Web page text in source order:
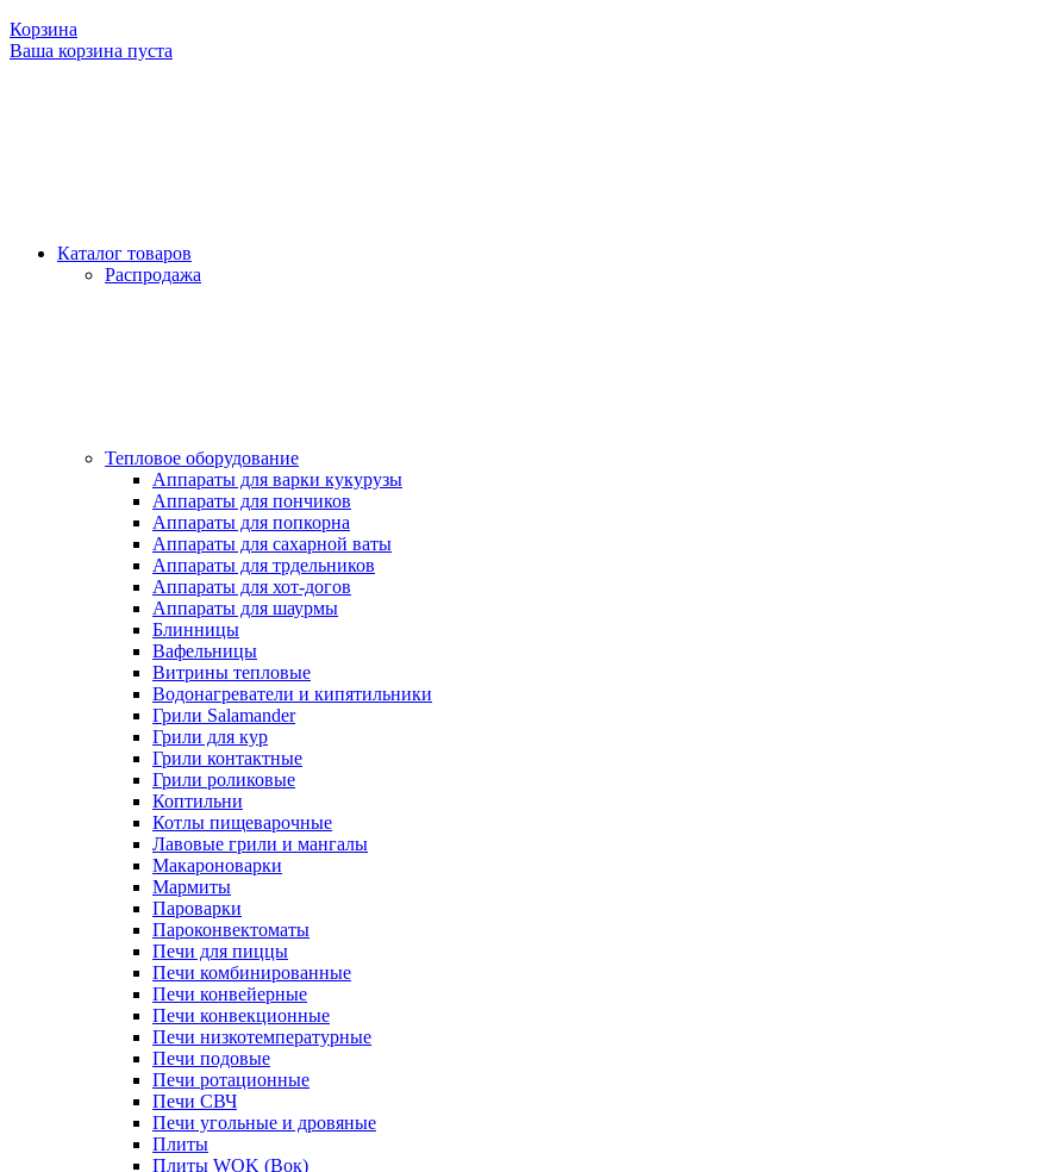
Корзина
Ваша корзина пуста
Каталог товаров
Распродажа
Тепловое оборудование
Аппараты для варки кукурузы
Аппараты для пончиков
Аппараты для попкорна
Аппараты для сахарной ваты
Аппараты для трдельников
Аппараты для хот-догов
Аппараты для шаурмы
Блинницы
Вафельницы
Витрины тепловые
Водонагреватели и кипятильники
Грили Salamander
Грили для кур
Грили контактные
Грили роликовые
Коптильни
Котлы пищеварочные
Лавовые грили и мангалы
Макароноварки
Мармиты
Пароварки
Пароконвектоматы
Печи для пиццы
Печи комбинированные
Печи конвейерные
Печи конвекционные
Печи низкотемпературные
Печи подовые
Печи ротационные
Печи СВЧ
Печи угольные и дровяные
Плиты
Плиты WOK (Вок)